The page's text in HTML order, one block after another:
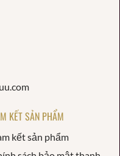
KẾT SẢN PHẨM
kết sản phẩm